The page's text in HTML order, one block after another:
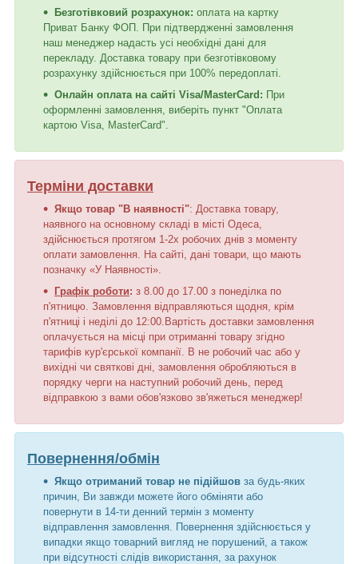
Безготівковий розрахунок: оплата на картку
Приват Банку ФОП. При підтвердженні замовлення
наш менеджер надасть усі необхідні дані для
перекладу. Доставка товару при безготівковому
розрахунку здійснюється при 100% передоплаті.
Онлайн оплата на сайті Visa/MasterCard: При
оформленні замовлення, виберіть пункт "Оплата
картою Visa, MasterCard".
Терміни доставки
Якщо товар "В наявності": Доставка товару,
наявного на основному складі в місті Одеса,
здійснюється протягом 1-2х робочих днів з моменту
оплати замовлення. На сайті, дані товари, що мають
позначку «У Наявності».
Графік роботи: з 8.00 до 17.00 з понеділка по
п'ятницю. Замовлення відправляються щодня, крім
п'ятниці і неділі до 12:00.Вартість доставки замовлення
оплачується на місці при отриманні товару згідно
тарифів кур'єрської компанії. В не робочий час або у
вихідні чи святкові дні, замовлення обробляються в
порядку черги на наступний робочий день, перед
відправкою з вами обов'язково зв'яжеться менеджер!
Повернення/обмін
Якщо отриманий товар не підійшов за будь-яких
причин, Ви завжди можете його обміняти або
повернути в 14-ти денний термін з моменту
відправлення замовлення. Повернення здійснюється у
випадки якщо товарний вигляд не порушений, а також
при відсутності слідів використання, за рахунок